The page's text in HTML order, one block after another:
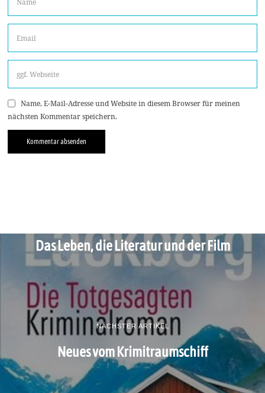
Name, E-Mail-Adresse und Website in diesem Browser für meinen
nächsten Kommentar speichern.
Das Leben, die Literatur und der Film
NÄCHSTER ARTIKEL
Neues vom Krimitraumschiff